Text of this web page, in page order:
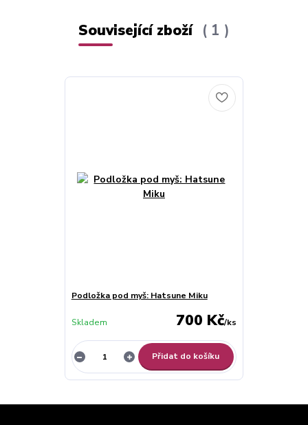
Související zboží 1
Podložka pod myš: Hatsune Miku
700 Kč/ks
Skladem
Přidat do košíku